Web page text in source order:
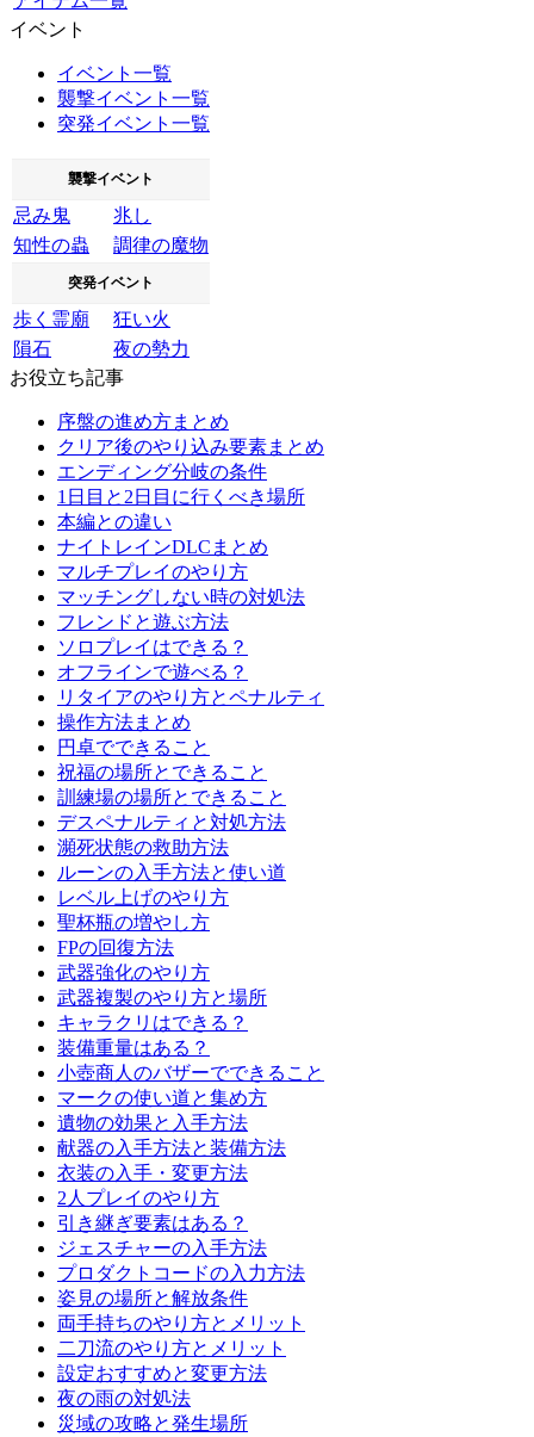
イベント
イベント一覧
襲撃イベント一覧
突発イベント一覧
襲撃イベント
忌み鬼
兆し
知性の蟲
調律の魔物
突発イベント
歩く霊廟
狂い火
隕石
夜の勢力
お役立ち記事
序盤の進め方まとめ
クリア後のやり込み要素まとめ
エンディング分岐の条件
1日目と2日目に行くべき場所
本編との違い
ナイトレインDLCまとめ
マルチプレイのやり方
マッチングしない時の対処法
フレンドと遊ぶ方法
ソロプレイはできる？
オフラインで遊べる？
リタイアのやり方とペナルティ
操作方法まとめ
円卓でできること
祝福の場所とできること
訓練場の場所とできること
デスペナルティと対処方法
瀕死状態の救助方法
ルーンの入手方法と使い道
レベル上げのやり方
聖杯瓶の増やし方
FPの回復方法
武器強化のやり方
武器複製のやり方と場所
キャラクリはできる？
装備重量はある？
小壺商人のバザーでできること
マークの使い道と集め方
遺物の効果と入手方法
献器の入手方法と装備方法
衣装の入手・変更方法
2人プレイのやり方
引き継ぎ要素はある？
ジェスチャーの入手方法
プロダクトコードの入力方法
姿見の場所と解放条件
両手持ちのやり方とメリット
二刀流のやり方とメリット
設定おすすめと変更方法
夜の雨の対処法
災域の攻略と発生場所